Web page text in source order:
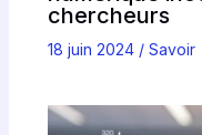
chercheurs
18 juin 2024 / Savoir